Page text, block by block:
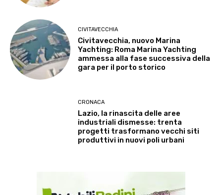
CIVITAVECCHIA
Civitavecchia, nuovo Marina
Yachting: Roma Marina Yachting
ammessa alla fase successiva della
gara per il porto storico
CRONACA
Lazio, la rinascita delle aree
industriali dismesse: trenta
progetti trasformano vecchi siti
produttivi in nuovi poli urbani